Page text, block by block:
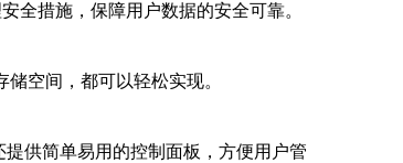
全措施，保障用户数据的安全可靠。
空间，都可以轻松实现。
供简单易用的控制面板，方便用户管